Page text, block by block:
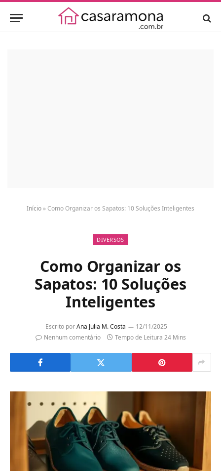
Início »Como Organizar os Sapatos: 10 Soluções Inteligentes
DIVERSOS
Como Organizar os
Sapatos: 10 Soluções
Inteligentes
Escrito por Ana Julia M. Costa
12/11/2025
Nenhum comentário
Tempo de Leitura 24 Mins